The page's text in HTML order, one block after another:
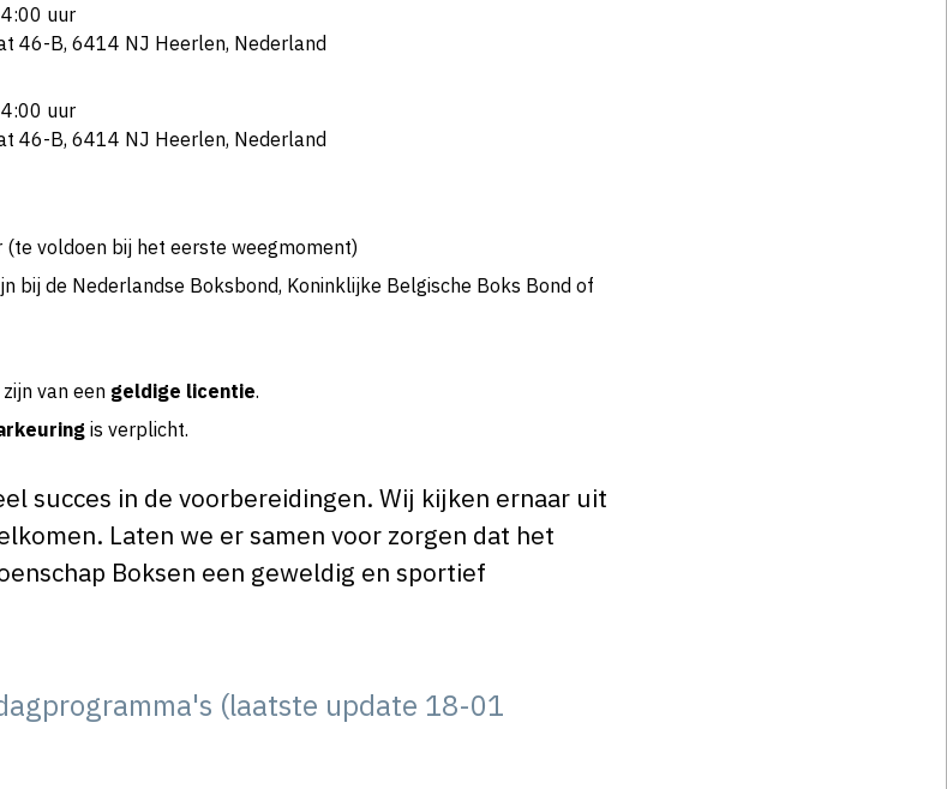
uur
46-B, 6414 NJ Heerlen, Nederland
uur
46-B, 6414 NJ Heerlen, Nederland
voldoen bij het eerste weegmoment)
bij de Nederlandse Boksbond, Koninklijke Belgische Boks Bond of
van een geldige licentie.
is verplicht.
succes in de voorbereidingen. Wij kijken ernaar uit
Laten we er samen voor zorgen dat het
Boksen een geweldig en sportief
(laatste update 18-01